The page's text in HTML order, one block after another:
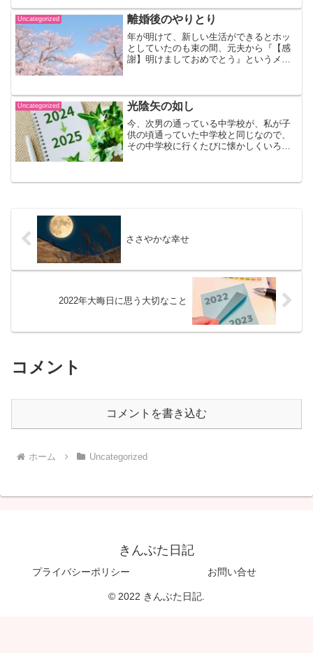
写真を撮ったり、私が作った料理を写真
に撮ったり、家の中...
Uncategorized 離婚後のやりとり
年が明けて、新しい生活ができるとホッ
としていたのも束の間、元夫から『【感
謝】明けましておめでとう』というメー
をしたか、またどれだけ嫌...
Uncategorized 光陰矢の如し
今、次男の通っている中学校が、私が子
供の頃通っていた中学校と同じなので、
その中学校に行くたびに懐かしくいろい
ささやかな幸せ
2022年大晦日に思う大切なこと
コメント
コメントを書き込む
ホーム Uncategorized
きんぶた日記
プライバシーポリシー お問い合せ
© 2022 きんぶた日記.